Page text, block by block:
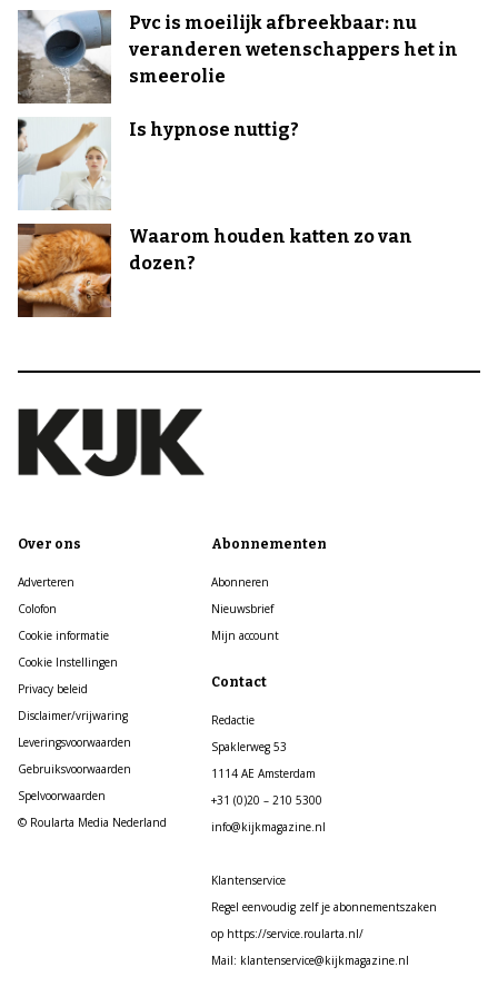
Pvc is moeilijk afbreekbaar: nu
veranderen wetenschappers het in
smeerolie
Is hypnose nuttig?
Waarom houden katten zo van
dozen?
Over ons
Adverteren
Colofon
Cookie informatie
Cookie Instellingen
Privacy beleid
Disclaimer/vrijwaring
Leveringsvoorwaarden
Gebruiksvoorwaarden
Spelvoorwaarden
© Roularta Media Nederland
Abonnementen
Abonneren
Nieuwsbrief
Mijn account
Contact
Redactie
Spaklerweg 53
1114 AE Amsterdam
+31 (0)20 – 210 5300
info@kijkmagazine.nl
Klantenservice
Regel eenvoudig zelf je abonnementszaken
op https://service.roularta.nl/
Mail: klantenservice@kijkmagazine.nl